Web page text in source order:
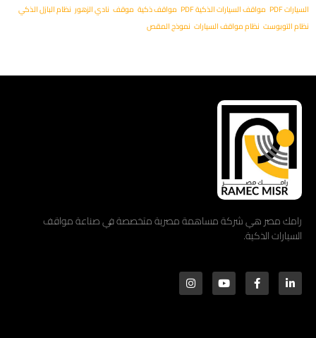
السيارات PDF
مواقف السيارات الذكية PDF مواقف ذكية موقف نادي الزهور نظام البازل الذكي
نظام التوبوست نظام مواقف السيارات نموذج المقص
رامك مصر هي شركة مساهمة مصرية متخصصة في صناعة مواقف
السيارات الذكية.